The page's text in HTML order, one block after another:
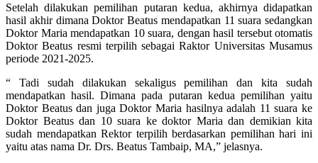
Setelah dilakukan pemilihan putaran kedua, akhirnya didapatkan
hasil akhir dimana Doktor Beatus mendapatkan 11 suara sedangkan
Doktor Maria mendapatkan 10 suara, dengan hasil tersebut otomatis
Doktor Beatus resmi terpilih sebagai Raktor Universitas Musamus
periode 2021-2025.
“ Tadi sudah dilakukan sekaligus pemilihan dan kita sudah
mendapatkan hasil. Dimana pada putaran kedua pemilihan yaitu
Doktor Beatus dan juga Doktor Maria hasilnya adalah 11 suara ke
Doktor Beatus dan 10 suara ke doktor Maria dan demikian kita
sudah mendapatkan Rektor terpilih berdasarkan pemilihan hari ini
yaitu atas nama Dr. Drs. Beatus Tambaip, MA,” jelasnya.